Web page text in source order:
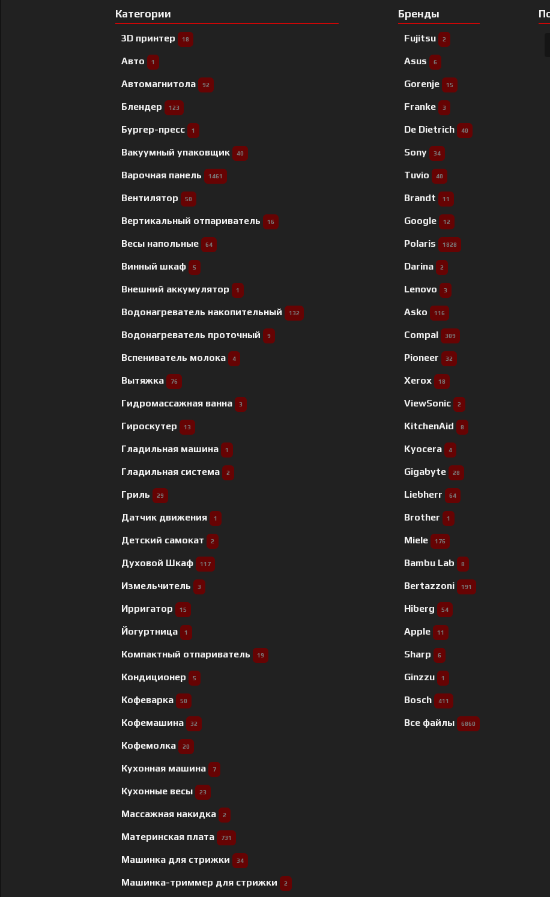
Категории
3D принтер 18
Авто 1
Автомагнитола 92
Блендер 123
Бургер-пресс 1
Вакуумный упаковщик 40
Варочная панель 1461
Вентилятор 50
Вертикальный отпариватель 16
Весы напольные 64
Винный шкаф 5
Внешний аккумулятор 1
Водонагреватель накопительный 132
Водонагреватель проточный 9
Вспениватель молока 4
Вытяжка 76
Гидромассажная ванна 3
Гироскутер 13
Гладильная машина 1
Гладильная система 2
Гриль 29
Датчик движения 1
Детский самокат 2
Духовой Шкаф 117
Измельчитель 3
Ирригатор 15
Йогуртница 1
Компактный отпариватель 19
Кондиционер 5
Кофеварка 50
Кофемашина 32
Кофемолка 20
Кухонная машина 7
Кухонные весы 23
Массажная накидка 2
Материнская плата 731
Машинка для стрижки 34
Машинка-триммер для стрижки 2
Бренды
Fujitsu 2
Asus 6
Gorenje 15
Franke 3
De Dietrich 40
Sony 34
Tuvio 40
Brandt 11
Google 12
Polaris 1828
Darina 2
Lenovo 3
Asko 116
Compal 309
Pioneer 32
Xerox 18
ViewSonic 2
KitchenAid 8
Kyocera 4
Gigabyte 28
Liebherr 64
Brother 1
Miele 176
Bambu Lab 8
Bertazzoni 191
Hiberg 54
Apple 11
Sharp 6
Ginzzu 1
Bosch 411
Все файлы 6860